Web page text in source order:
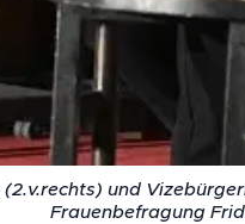
und
Frauenbefragung